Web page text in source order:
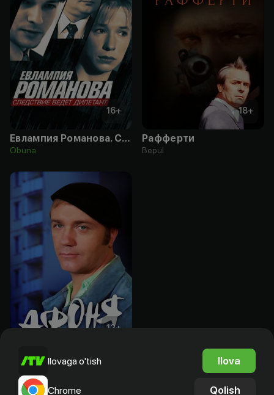
16+
Евлампия Романова. Следствие ведет дилетант
Obuna
18+
Рафферти
Bepul
12+
Афоня
Obuna
Ilovaga o'tish Ilova
Chrome Qolish